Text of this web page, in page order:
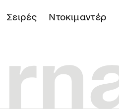
Σειρές Ντοκιμαντέρ